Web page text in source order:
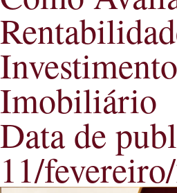
Investimento
Imobiliário
Data de
11/